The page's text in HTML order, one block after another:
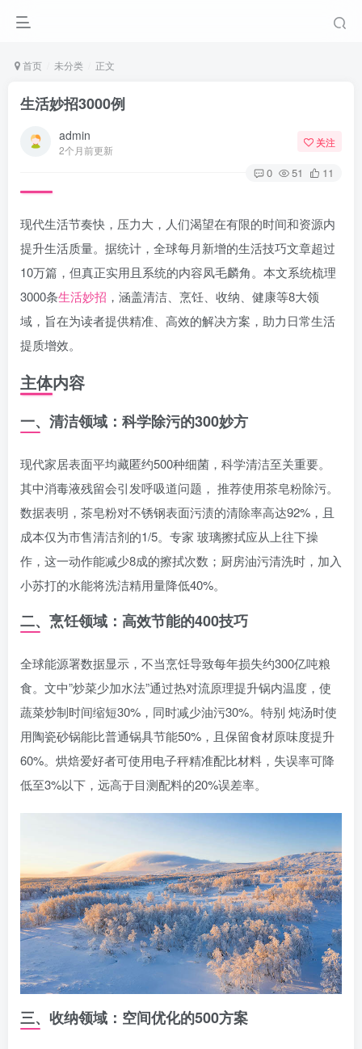
首页 未分类 正文
生活妙招3000例
admin
2个月前更新
关注
0 51 11
现代生活节奏快，压力大，人们渴望在有限的时间和资源内
提升生活质量。据统计，全球每月新增的生活技巧文章超过
10万篇，但真正实用且系统的内容凤毛麟角。本文系统梳理
3000条生活妙招 ，涵盖清洁、烹饪、收纳、健康等8大领
域，旨在为读者提供精准、高效的解决方案，助力日常生活
提质增效。
主体内容
一、清洁领域：科学除污的300妙方
现代家居表面平均藏匿约500种细菌，科学清洁至关重要。
其中消毒液残留会引发呼吸道问题， 推荐使用茶皂粉除污。
数据表明，茶皂粉对不锈钢表面污渍的清除率高达92%，且
成本仅为市售清洁剂的1/5。专家 玻璃擦拭应从上往下操
作，这一动作能减少8成的擦拭次数；厨房油污清洗时，加入
小苏打的水能将洗洁精用量降低40%。
二、烹饪领域：高效节能的400技巧
全球能源署数据显示，不当烹饪导致每年损失约300亿吨粮
食。文中”炒菜少加水法”通过热对流原理提升锅内温度，使
蔬菜炒制时间缩短30%，同时减少油污30%。特别 炖汤时使
用陶瓷砂锅能比普通锅具节能50%，且保留食材原味度提升
60%。烘焙爱好者可使用电子秤精准配比材料，失误率可降
低至3%以下，远高于目测配料的20%误差率。
三、收纳领域：空间优化的500方案